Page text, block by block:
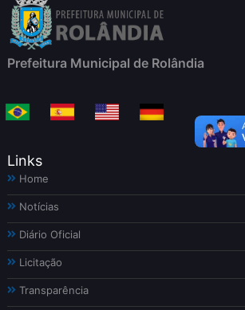
Prefeitura Municipal de Rolândia
Links
Home
Notícias
Diário Oficial
Licitação
Transparência